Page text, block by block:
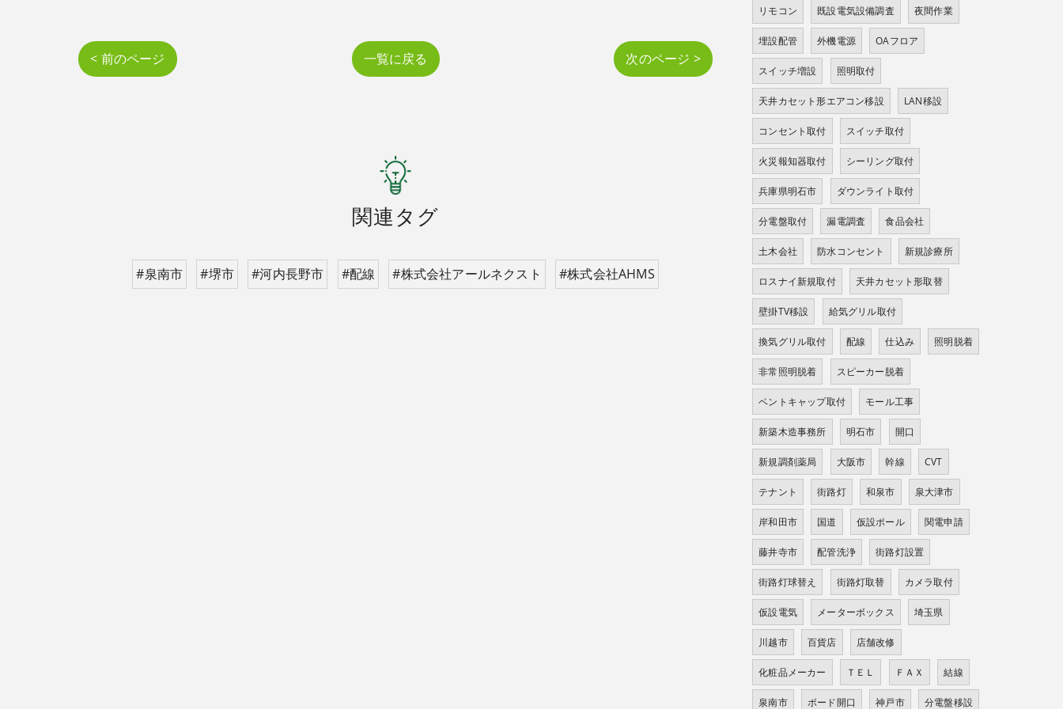
< 前のページ 一覧に戻る 次のページ >
関連タグ
#泉南市 #堺市 #河内長野市 #配線 #株式会社アールネクスト #株式会社AHMS
リモコン 既設電気設備調査 夜間作業
埋設配管 外機電源 OAフロア
スイッチ増設 照明取付
天井カセット形エアコン移設 LAN移設
コンセント取付 スイッチ取付
火災報知器取付 シーリング取付
兵庫県明石市 ダウンライト取付
分電盤取付 漏電調査 食品会社
土木会社 防水コンセント 新規診療所
ロスナイ新規取付 天井カセット形取替
壁掛TV移設 給気グリル取付
換気グリル取付 配線 仕込み 照明脱着
非常照明脱着 スピーカー脱着
ベントキャップ取付 モール工事
新築木造事務所 明石市 開口
新規調剤薬局 大阪市 幹線 CVT
テナント 街路灯 和泉市 泉大津市
岸和田市 国道 仮設ポール 関電申請
藤井寺市 配管洗浄 街路灯設置
街路灯球替え 街路灯取替 カメラ取付
仮設電気 メーターボックス 埼玉県
川越市 百貨店 店舗改修
化粧品メーカー ＴＥＬ ＦＡＸ 結線
泉南市 ボード開口 神戸市 分電盤移設